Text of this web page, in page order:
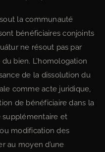
la communauté
bénéficiaires conjoints
ne résout pas par
bien. L’homologation
de la dissolution du
comme acte juridique,
de bénéficiaire dans la
et
modification des
au moyen d’une